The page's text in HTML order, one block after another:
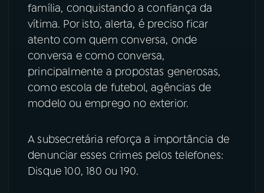
família, conquistando a confiança da
vítima. Por isto, alerta, é preciso ficar
atento com quem conversa, onde
conversa e como conversa,
principalmente a propostas generosas,
como escola de futebol, agências de
modelo ou emprego no exterior.
A subsecretária reforça a importância de
denunciar esses crimes pelos telefones:
Disque 100, 180 ou 190.